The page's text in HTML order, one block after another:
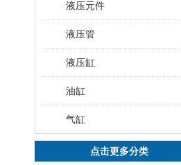
液压元件
液压管
液压缸
油缸
气缸
点击更多分类